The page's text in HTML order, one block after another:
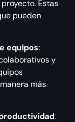
Estas
pueden
equipos:
y
más
: